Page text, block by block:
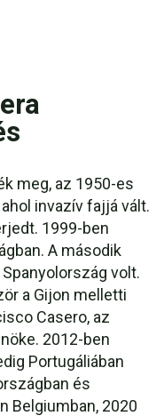
meg, az 1950-es
invazív fajjá vált.
1999-ben
A második
volt.
a Gijon melletti
Casero, az
2012-ben
Portugáliában
és
Belgiumban, 2020